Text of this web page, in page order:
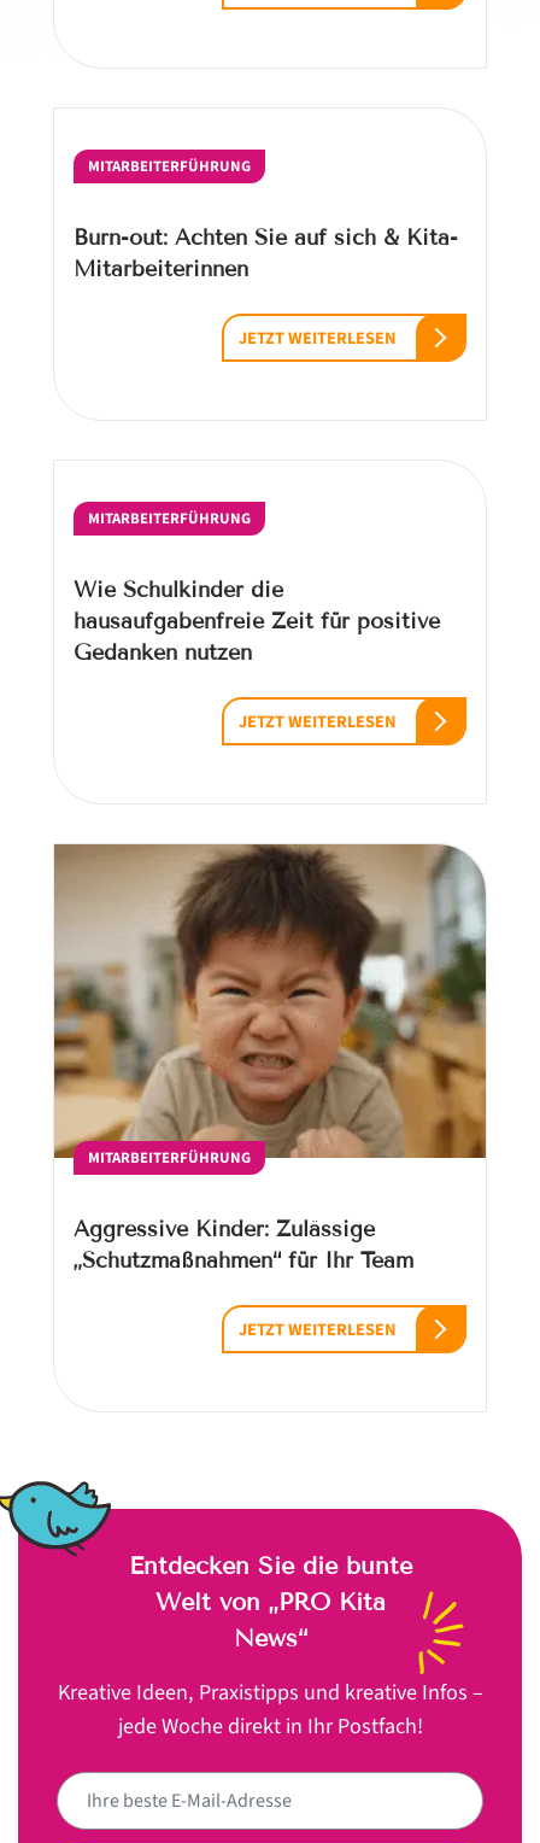
MITARBEITERFÜHRUNG
Burn-out: Achten Sie auf sich & Kita-
Mitarbeiterinnen
JETZT WEITERLESEN
MITARBEITERFÜHRUNG
Wie Schulkinder die
hausaufgabenfreie Zeit für positive
Gedanken nutzen
JETZT WEITERLESEN
MITARBEITERFÜHRUNG
Aggressive Kinder: Zulässige
„Schutzmaßnahmen“ für Ihr Team
JETZT WEITERLESEN
Entdecken Sie die bunte
Welt von „PRO Kita
News“
Kreative Ideen, Praxistipps und kreative Infos –
jede Woche direkt in Ihr Postfach!